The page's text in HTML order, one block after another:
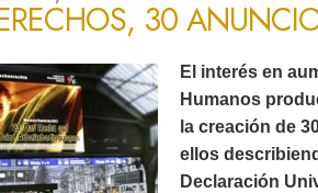
30
El interés en
Humanos
la creación de
ellos
Declaración